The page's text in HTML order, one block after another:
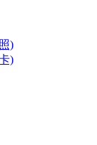
)
)